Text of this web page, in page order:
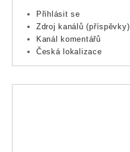
Přihlásit se
Zdroj kanálů (příspěvky)
Kanál komentářů
Česká lokalizace